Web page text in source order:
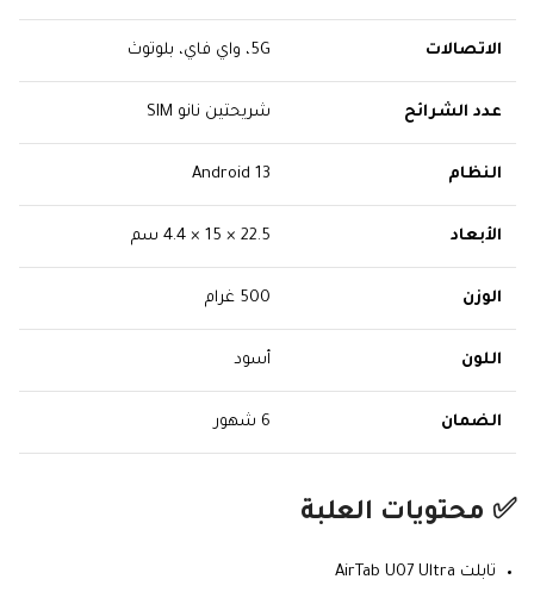
الاتصالات 5G، واي فاي، بلوتوث
عدد الشرائح شريحتين نانو SIM
النظام Android 13
الأبعاد 22.5 × 15 × 4.4 سم
الوزن 500 غرام
اللون أسود
الضمان 6 شهور
✅ محتويات العلبة
تابلت AirTab U07 Ultra